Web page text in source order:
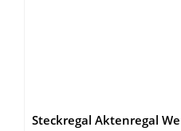
Steckregal Aktenregal